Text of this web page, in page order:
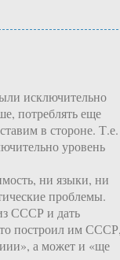
исключительно
потреблять еще
в стороне. Т.е.
уровень
ни языки, ни
проблемы.
СССР и дать
построил им
а может и «ще